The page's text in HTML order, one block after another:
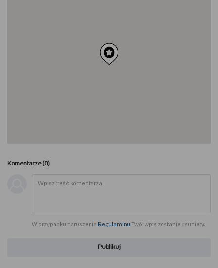
Komentarze (0)
W przypadku naruszenia Regulaminu Twój wpis zostanie usunięty.
Publikuj